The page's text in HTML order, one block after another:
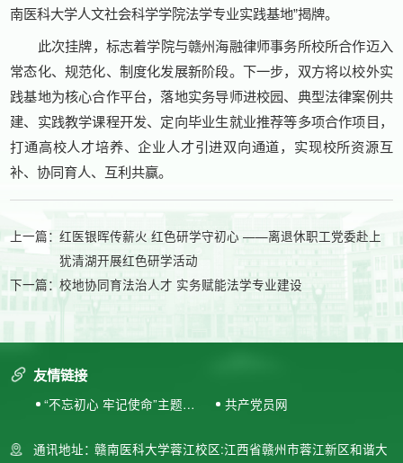
南医科大学人文社会科学学院法学专业实践基地”揭牌。
此次挂牌，标志着学院与赣州海融律师事务所校所合作迈入
常态化、规范化、制度化发展新阶段。下一步，双方将以校外实
践基地为核心合作平台，落地实务导师进校园、典型法律案例共
建、实践教学课程开发、定向毕业生就业推荐等多项合作项目，
打通高校人才培养、企业人才引进双向通道，实现校所资源互
补、协同育人、互利共赢。
上一篇：红医银晖传薪火 红色研学守初心 ——离退休职工党委赴上
犹清湖开展红色研学活动
下一篇：校地协同育法治人才 实务赋能法学专业建设
友情链接
“不忘初心 牢记使命”主题教
共产党员网
通讯地址：赣南医科大学蓉江校区:江西省赣州市蓉江新区和谐大